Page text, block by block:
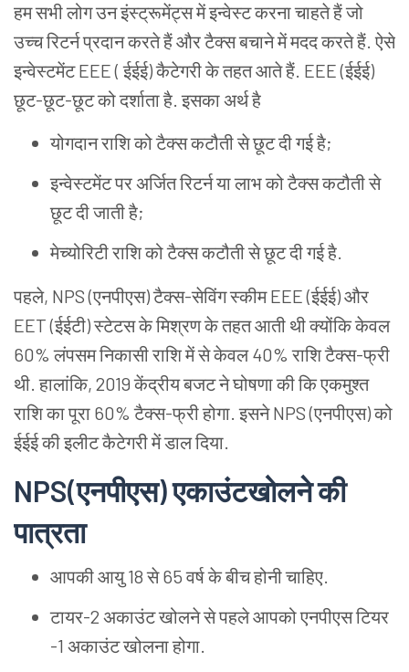
हम सभी लोग उन इंस्ट्रूमेंट्स में इन्वेस्ट करना चाहते हैं जो
उच्च रिटर्न प्रदान करते हैं और टैक्स बचाने में मदद करते हैं. ऐसे
इन्वेस्टमेंट EEE( ईईई) कैटेगरी के तहत आते हैं. EEE (ईईई)
छूट-छूट-छूटको दर्शाता है.इसकाअर्थ है
योगदान राशि को टैक्स कटौती से छूट दी गई है;
इन्वेस्टमेंट पर अर्जित रिटर्न या लाभ को टैक्स कटौती से
छूट दी जाती है;
मेच्योरिटी राशि को टैक्स कटौती से छूट दी गई है.
पहले, NPS(एनपीएस) टैक्स-सेविंग स्कीम EEE(ईईई) और
EET (ईईटी) स्टेटस के मिश्रण के तहत आती थी क्योंकि केवल
60% लंपसम निकासी राशि में से केवल 40% राशि टैक्स-फ्री
थी. हालांकि, 2019 केंद्रीय बजट ने घोषणा की कि एकमुश्त
राशि का पूरा 60% टैक्स-फ्री होगा. इसने NPS (एनपीएस) को
ईईई की इलीट कैटेगरी में डाल दिया.
NPS(एनपीएस) एकाउंटखोलने की
पात्रता
आपकी आयु 18 से 65 वर्ष के बीच होनी चाहिए.
टायर-2 अकाउंट खोलने से पहले आपको एनपीएस टियर
-1 अकाउंट खोलना होगा.